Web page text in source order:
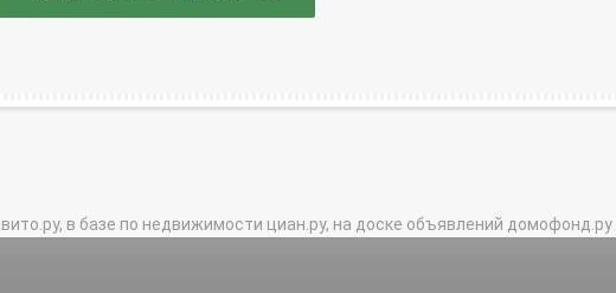
в базе по недвижимости циан.ру, на доске объявлений домофонд.ру